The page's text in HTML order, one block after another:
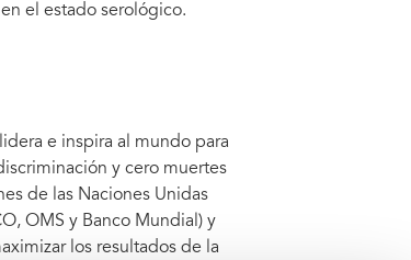
el estado serológico.
e inspira al mundo para
y cero muertes
de las Naciones Unidas
OMS y Banco Mundial) y
los resultados de la